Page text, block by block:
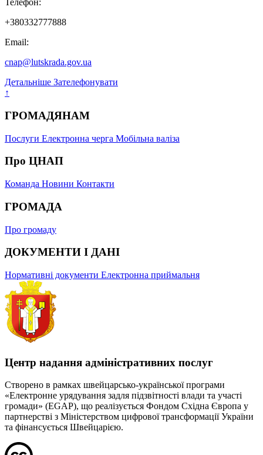
Телефон:
+380332777888
Email:
cnap@lutskrada.gov.ua
Детальніше Зателефонувати
↑
ГРОМАДЯНАМ
Послуги Електронна черга Мобільна валіза
Про ЦНАП
Команда Новини Контакти
ГРОМАДА
Про громаду
ДОКУМЕНТИ І ДАНІ
Нормативні документи Електронна приймальня
Центр надання адміністративних послуг
Створено в рамках швейцарсько-української програми
«Електронне урядування задля підзвітності влади та участі
громади» (EGAP), що реалізується Фондом Східна Європа у
партнерстві з Міністерством цифрової трансформації України
та фінансується Швейцарією.